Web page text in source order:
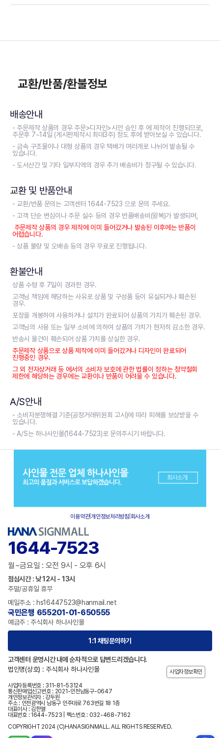
교환/반품/환불정보
배송안내
- 주문제작 상품의 경우 주문>디자인>시안 승인 후 에 제작이 진행되므로,
주문후 7~14일 (게시판제작시 최대3주) 정도 후에 받아보실 수 있습니다.
- 금속 구조물이나 대형 상품의 경우 택배가 여러개로 나뉘어 발송될 수
있습니다.
- 도서산간 및 기타 일부지역의 경우 추가 배송비가 청구될 수 있습니다.
교환 및 반품안내
- 교환/반품 문의는 고객센터 1644-7523 으로 문의 주세요.
- 고객 단순 변심이나 주문 실수 등의 경우 반품배송비(왕복)가 발생되며,
주문제작 상품의 경우 제작에 이미 들어갔거나 발송된 이후에는 반품이
어렵습니다.
- 상품 불량 및 오배송 등의 경우 무료로 진행됩니다.
환불안내
상품 수령 후 7일이 경과한 경우.
고객님 책임에 해당하는 사유로 상품 및 구성품 등이 유실되거나 훼손된
경우.
포장을 개봉하여 사용하거나 설치가 완료되어 상품의 가치가 훼손된 경우.
고객님의 사용 또는 일부 소비에 의하여 상품의 가치가 현저히 감소한 경우.
반송시 물건이 훼손되어 상품 가치를 상실한 경우.
주문제작 상품으로 상품 제작에 이미 들어갔거나 디자인이 완료되어
진행중인 경우.
그 외 전자상거래 등 에서의 소비자 보호에 관한 법률이 정하는 청약철회
제한에 해당하는 경우에는 교환이나 반품이 어려울 수 있습니다.
A/S안내
- 소비자분쟁해결 기준(공정거래위원회 고시)에 따라 피해를 보상받을 수
있습니다.
- A/S는 하나사인몰(1644-7523)로 문의주시기 바랍니다.
이용약관|개인정보처리방침 회사소개
1644-7523
월~금요일 : 오전 9시 - 오후 6시
점심시간 : 낮 12시 - 13시
주말/공휴일 휴무
메일주소 : hs16447523@hanmail.net
국민은행 655201-01-650555
예금주 : 주식회사 하나사인몰
1:1 채팅문의하기
고객센터 운영시간 내에 순차적으로 답변드리겠습니다.
법인명(상호) : 주식회사 하나사인몰
사업자정보확인
사업자등록번호 : 311-81-53124
통신판매업신고번호 : 2021-인천남동구-0647
개인정보관리자 : 강두원
주소 : 인천광역시 남동구 인주대로 763번길 18 1층
대표이사 : 김한열
대표번호 : 1644-7523 | 팩스번호 : 032-468-7162
COPYRIGHT 2024 (C)HANASIGNMALL. ALL RIGHTS RESERVED.